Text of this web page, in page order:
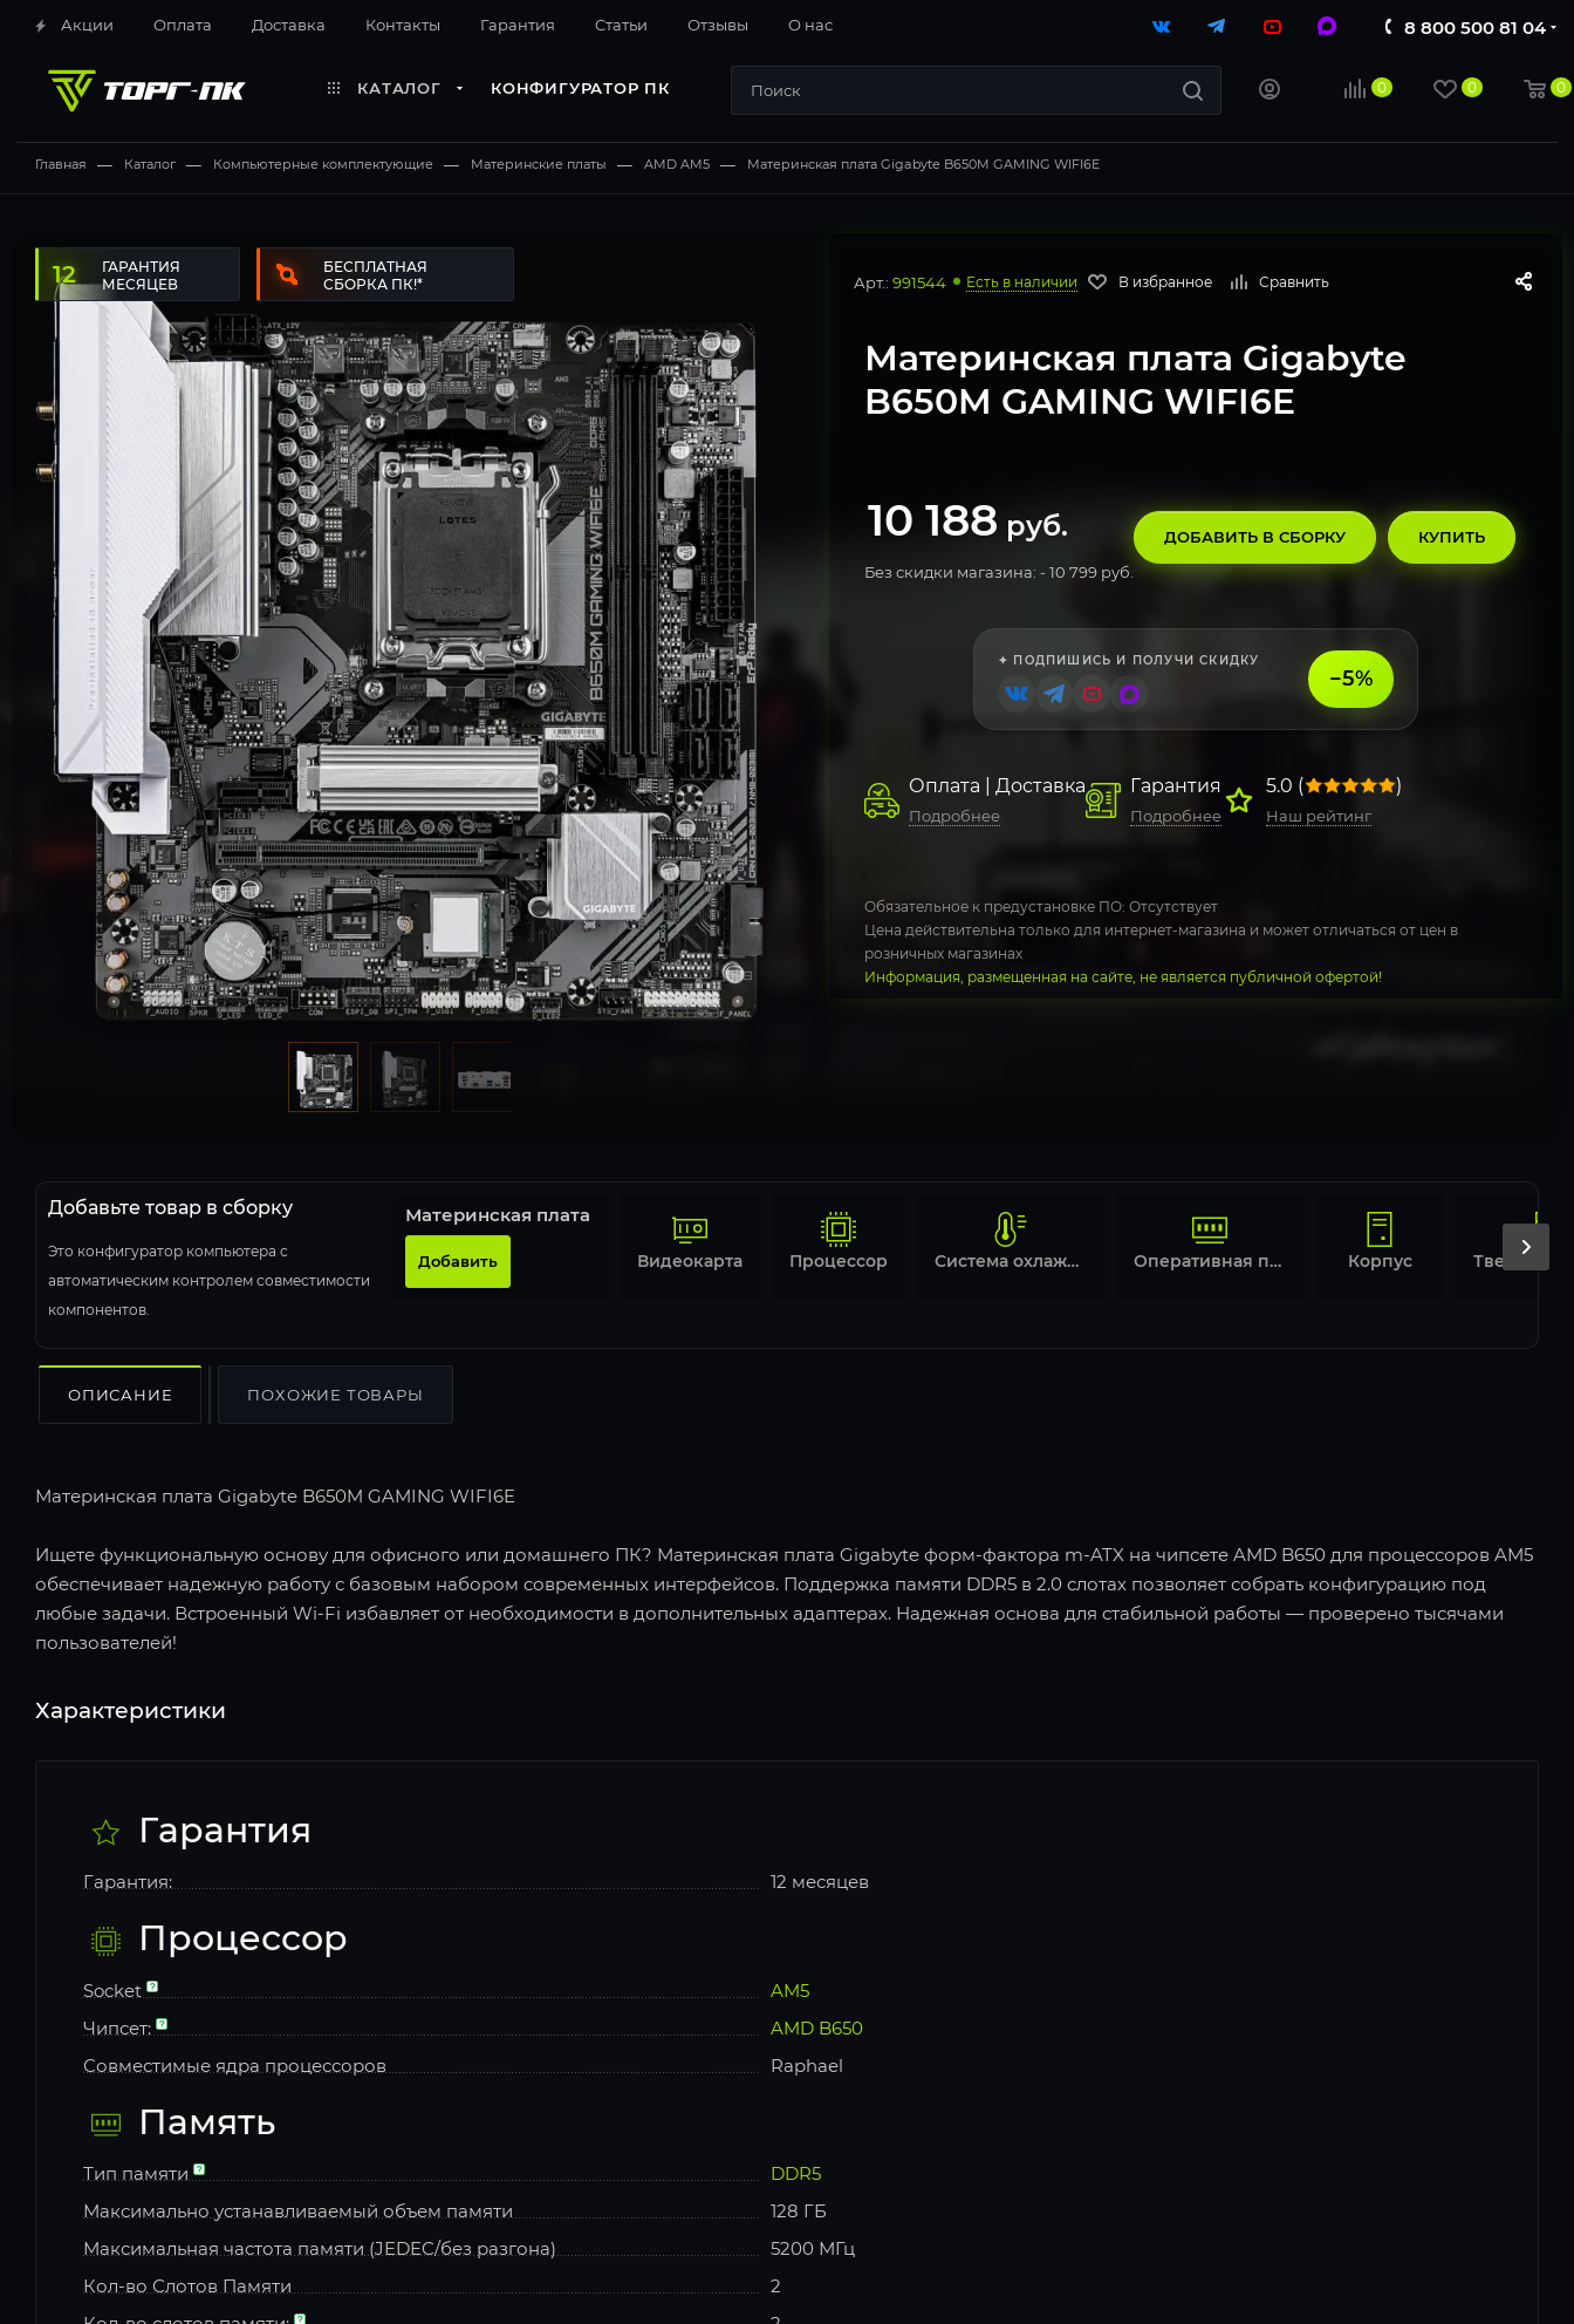
Акции Оплата Доставка Контакты Гарантия Cтатьи Отзывы О нас 8 800 500 81 04
КАТАЛОГ КОНФИГУРАТОР ПК 0 0 0
Главная — Каталог — Компьютерные комплектующие — Материнские платы — AMD AM5 — Материнская плата Gigabyte B650M GAMING WIFI6E
12 месяцев Бесплатная сборка ПК
Арт.: 991544 Есть в наличии В избранное Сравнить
Материнская плата Gigabyte
B650M GAMING WIFI6E
10 188 руб.
Без скидки магазина: -10 799 руб.
ДОБАВИТЬ В СБОРКУ КУПИТЬ
✦ ПОДПИШИСЬ И ПОЛУЧИ СКИДКУ
−5%
Оплата | Доставка
Подробнее
Гарантия
Подробнее
5.0 ( )
Наш рейтинг
Обязательное к предустановке ПО: Отсутствует
Цена действительна только для интернет-магазина и может отличаться от цен в
розничных магазинах
Информация, размещенная на сайте, не является публичной офертой!
Добавьте товар в сборку
Это конфигуратор компьютера с
автоматическим контролем совместимости
компонентов.
Материнская плата
Добавить Видеокарта Процессор Система охлаждения Оперативная память Корпус
ОПИСАНИЕ ПОХОЖИЕ ТОВАРЫ
Материнская плата Gigabyte B650M GAMING WIFI6E
Ищете функциональную основу для офисного или домашнего ПК? Материнская плата Gigabyte форм-фактора m-ATX на чипсете AMD B650 для процессоров AM5
обеспечивает надежную работу с базовым набором современных интерфейсов. Поддержка памяти DDR5 в 2.0 слотах позволяет собрать конфигурацию под
любые задачи. Встроенный Wi-Fi избавляет от необходимости в дополнительных адаптерах. Надежная основа для стабильной работы — проверено тысячами
пользователей!
Характеристики
Гарантия
Гарантия: 12 месяцев
Процессор
Socket
AM5
Чипсет:
AMD B650
Совместимые ядра процессоров
Raphael
Память
Тип памяти
DDR5
Максимально устанавливаемый объем памяти
128 ГБ
Максимальная частота памяти (JEDEC/без разгона)
5200 МГц
Кол-во Слотов Памяти
2